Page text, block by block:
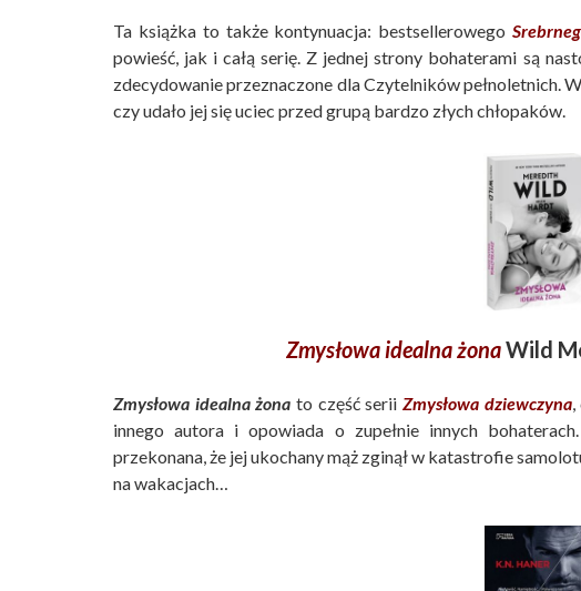
Ta książka to także kontynuacja: bestsellerowego
powieść, jak i całą serię. Z jednej strony bohaterami są
zdecydowanie przeznaczone dla Czytelników pełnoletnich. W
czy udało jej się uciec przed grupą bardzo złych chłopaków.
Zmysłowa idealna żonaWild
Zmysłowa idealna żona to część serii Zmysłowa dziewczyna,
innego autora i opowiada o zupełnie innych
przekonana, że jej ukochany mąż zginął w katastrofie
na wakacjach…